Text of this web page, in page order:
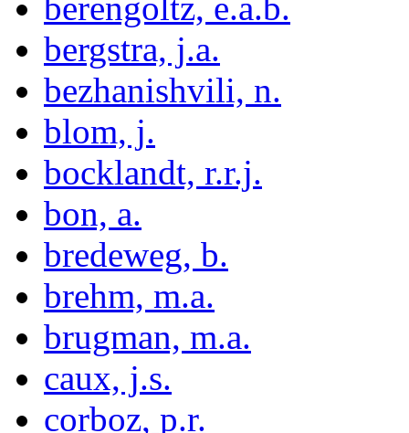
bergstra, j.a.
bezhanishvili, n.
blom, j.
bocklandt, r.r.j.
bon, a.
bredeweg, b.
brehm, m.a.
brugman, m.a.
caux, j.s.
corboz, p.r.